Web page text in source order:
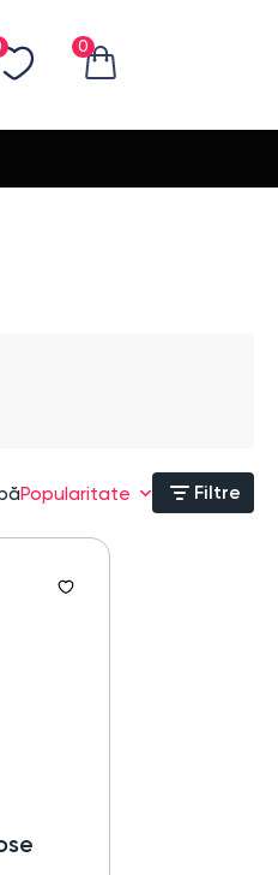
0
Popularitate Filtre